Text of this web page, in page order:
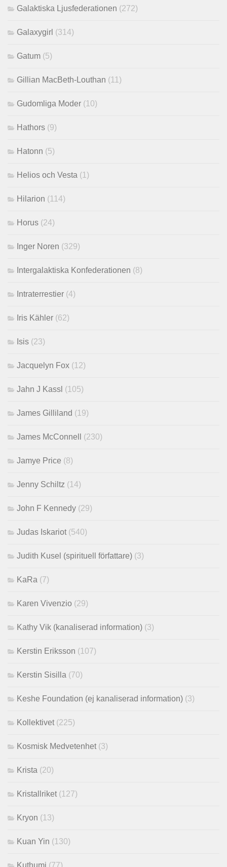
Galaktiska Ljusfederationen (272)
Galaxygirl (314)
Gatum (5)
Gillian MacBeth-Louthan (11)
Gudomliga Moder (10)
Hathors (9)
Hatonn (5)
Helios och Vesta (1)
Hilarion (114)
Horus (24)
Inger Noren (329)
Intergalaktiska Konfederationen (8)
Intraterrestier (4)
Iris Kähler (62)
Isis (23)
Jacquelyn Fox (12)
Jahn J Kassl (105)
James Gilliland (19)
James McConnell (230)
Jamye Price (8)
Jenny Schiltz (14)
John F Kennedy (29)
Judas Iskariot (540)
Judith Kusel (spirituell författare) (3)
KaRa (7)
Karen Vivenzio (29)
Kathy Vik (kanaliserad information) (3)
Kerstin Eriksson (107)
Kerstin Sisilla (70)
Keshe Foundation (ej kanaliserad information) (3)
Kollektivet (225)
Kosmisk Medvetenhet (3)
Krista (20)
Kristallriket (127)
Kryon (13)
Kuan Yin (130)
Kuthumi (77)